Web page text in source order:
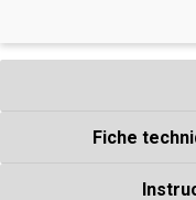
pour PVC 8 kg
Fiche